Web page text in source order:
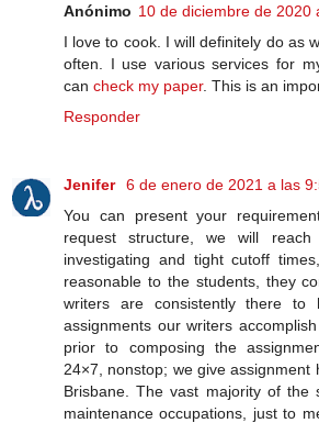
Anónimo 10 de diciembre de 2020
I love to cook. I will definitely do as
often. I use various services for
can check my paper. This is an
Responder
Jenifer 6 de enero de 2021 a las
You can present your
request structure, we will reach
investigating and tight cutoff
reasonable to the students, they
writers are consistently there to
assignments our writers
prior to composing the
24×7, nonstop; we give assignment
Brisbane. The vast majority of the
maintenance occupations, just to